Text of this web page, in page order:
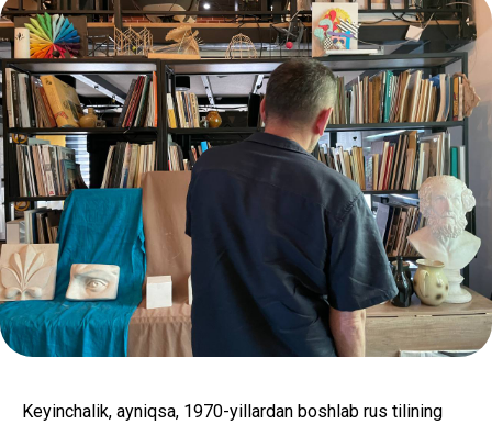
Keyinchalik, ayniqsa, 1970-yillardan boshlab rus tilining